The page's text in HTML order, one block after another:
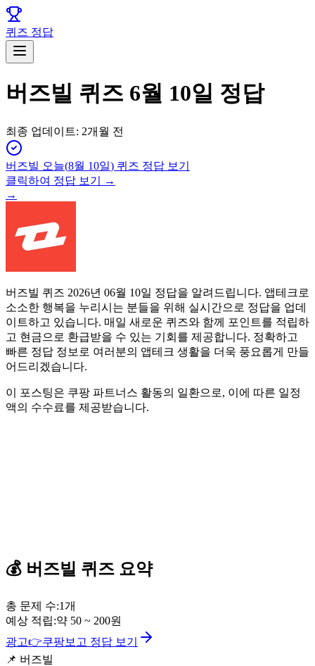
퀴즈 정답
버즈빌 퀴즈 6월 10일 정답
최종 업데이트: 2개월 전
버즈빌 오늘(8월 10일) 퀴즈 정답 보기
클릭하여 정답 보기 →
→
버즈빌 퀴즈 2026년 06월 10일 정답을 알려드립니다. 앱테크로
소소한 행복을 누리시는 분들을 위해 실시간으로 정답을 업데
이트하고 있습니다. 매일 새로운 퀴즈와 함께 포인트를 적립하
고 현금으로 환급받을 수 있는 기회를 제공합니다. 정확하고
빠른 정답 정보로 여러분의 앱테크 생활을 더욱 풍요롭게 만들
어드리겠습니다.
이 포스팅은 쿠팡 파트너스 활동의 일환으로, 이에 따른 일정
액의 수수료를 제공받습니다.
💰 버즈빌 퀴즈 요약
총 문제 수:1개
예상 적립:약 50 ~ 200원
광고👉쿠팡보고 정답 보기
📌 버즈빌